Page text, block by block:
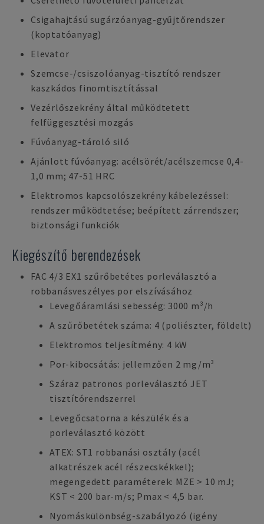
Csigahajtású sugárzóanyag-gyűjtőrendszer
(koptatóanyag)
Elevator
Szemcse-/csiszolóanyag-tisztító rendszer
kaszkádos finomtisztítással
Vezérlőszekrény által működtetett
felfüggesztési mozgás
Fúvóanyag-tároló siló
Ajánlott fúvóanyag: acélsörét/acélszemcse 0,4-
1,0 mm; 47-51 HRC
Elektromos kapcsolószekrény kábelezéssel:
rendszer működtetése; beépített zárrendszer;
biztonsági funkciók
Kiegészítő berendezések
FAC 4/3 EX1 szűrőbetétes porleválasztó a
robbanásveszélyes por elszívásához
Levegőáramlási sebesség: 3000 m³/h
A szűrőbetétek száma: 4 (poliészter, földelt)
Elektromos teljesítmény: 4 kW
Por-kibocsátás: jellemzően 2 mg/m³
Száraz patronos porleválasztó JET
tisztítórendszerrel
Levegőcsatorna a készülék és a
porleválasztó között
ATEX: ST1 robbanási osztály (acél
alkatrészek acél részecskékkel);
megengedett paraméterek: MZE > 10 mJ;
KST < 200 bar-m/s; Pmax < 4,5 bar.
Nyomáskülönbség-szabályozó (igény